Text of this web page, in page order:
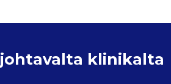
klinikalta